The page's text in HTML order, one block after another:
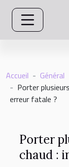
Accueil
Général
Porter
erreur fatale ?
Porter
chaud :